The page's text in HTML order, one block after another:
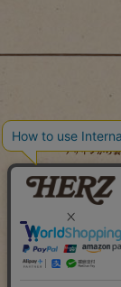
時を経てこ
デザインから
MAIL MAGAZINE
X（旧TWITTER）
YOUTUBE